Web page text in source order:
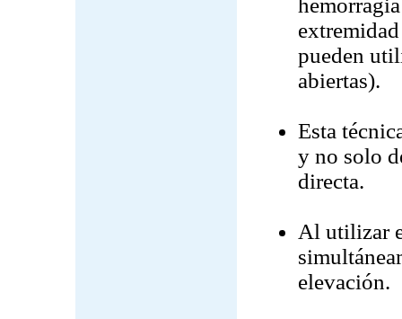
pueden
abiertas).
Esta
y no solo
directa.
Al utilizar
elevación.